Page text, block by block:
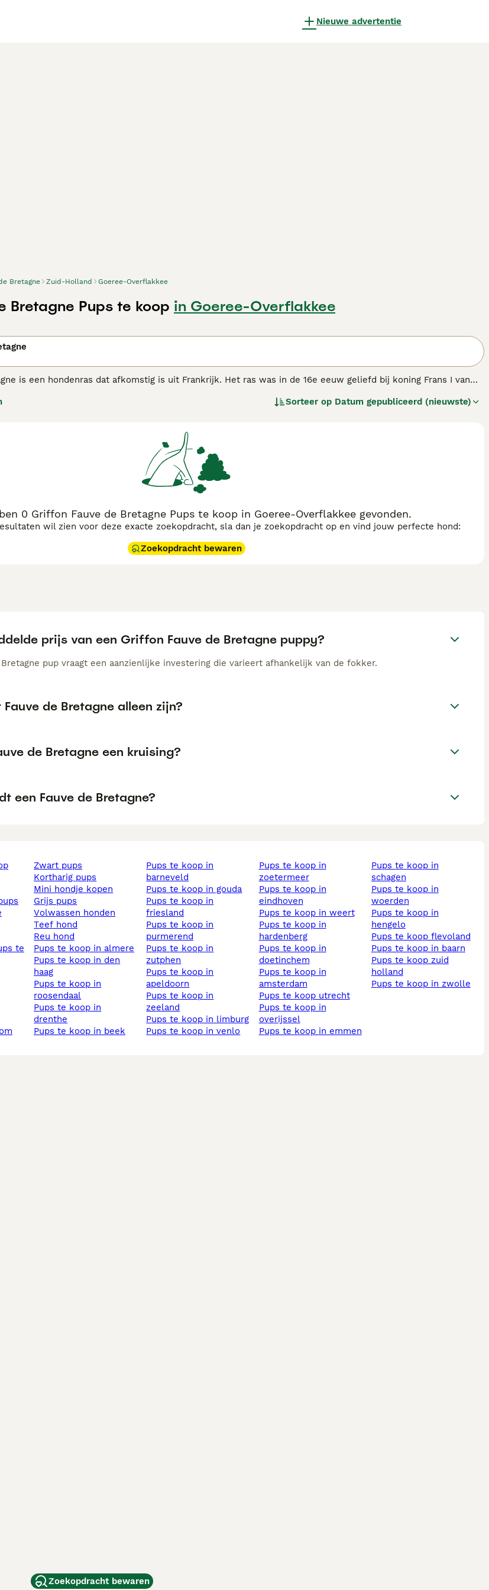
Nieuwe advertentie
Bretagne Zuid-Holland Goeree-Overflakkee
Bretagne Pups te koop in Goeree-Overflakkee
is een hondenras dat afkomstig is uit Frankrijk. Het ras was in de 16e eeuw geliefd bij koning Frans I van
Sorteer op Datum gepubliceerd (nieuwste)
0 Griffon Fauve de Bretagne Pups te koop in Goeree-Overflakkee gevonden.
wil zien voor deze exacte zoekopdracht, sla dan je zoekopdracht op en vind jouw perfecte hond:
Zoekopdracht bewaren
prijs van een Griffon Fauve de Bretagne puppy?
pup vraagt een aanzienlijke investering die varieert afhankelijk van de fokker.
Fauve de Bretagne alleen zijn?
de Bretagne een kruising?
een Fauve de Bretagne?
zwart pups
kortharig pups
mini hondje kopen
grijs pups
volwassen honden
teef hond
reu hond
pups te koop in almere
pups te koop in den
haag
pups te koop in
roosendaal
pups te koop in
drenthe
pups te koop in beek
pups te koop in
barneveld
pups te koop in gouda
pups te koop in
friesland
pups te koop in
purmerend
pups te koop in
zutphen
pups te koop in
apeldoorn
pups te koop in
zeeland
pups te koop in limburg
pups te koop in venlo
pups te koop in
zoetermeer
pups te koop in
eindhoven
pups te koop in weert
pups te koop in
hardenberg
pups te koop in
doetinchem
pups te koop in
amsterdam
pups te koop utrecht
pups te koop in
overijssel
pups te koop in emmen
pups te koop in
schagen
pups te koop in
woerden
pups te koop in
hengelo
pups te koop flevoland
pups te koop in baarn
pups te koop zuid
holland
pups te koop in zwolle
Zoekopdracht bewaren